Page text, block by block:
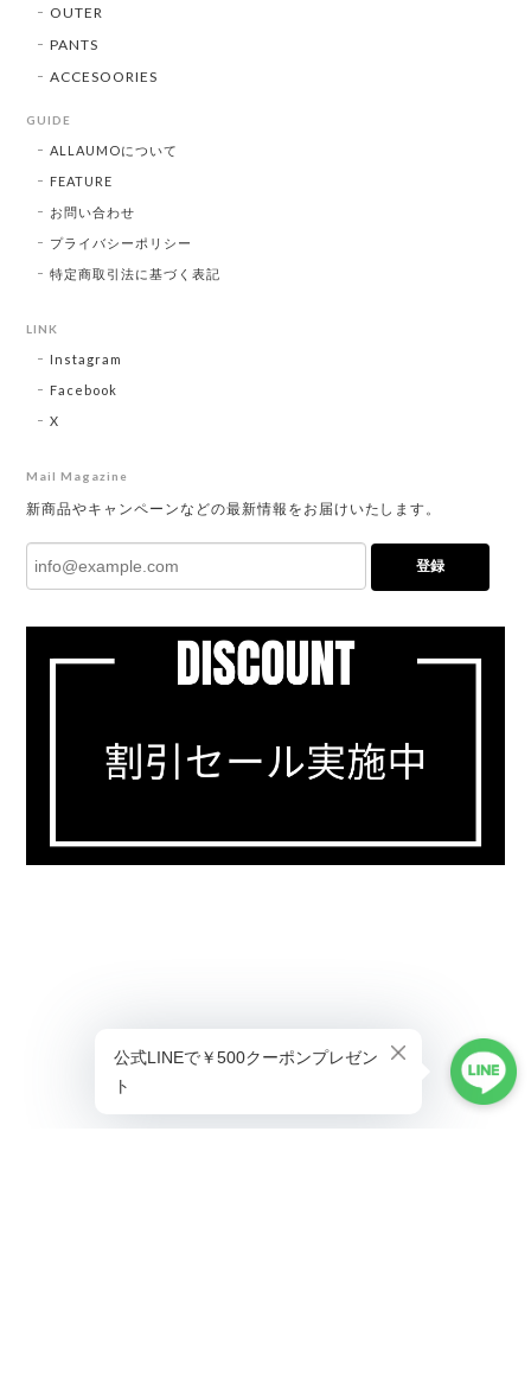
OUTER
PANTS
ACCESOORIES
GUIDE
ALLAUMOについて
FEATURE
お問い合わせ
プライバシーポリシー
特定商取引法に基づく表記
LINK
Instagram
Facebook
X
Mail Magazine
新商品やキャンペーンなどの最新情報をお届けいたします。
登録